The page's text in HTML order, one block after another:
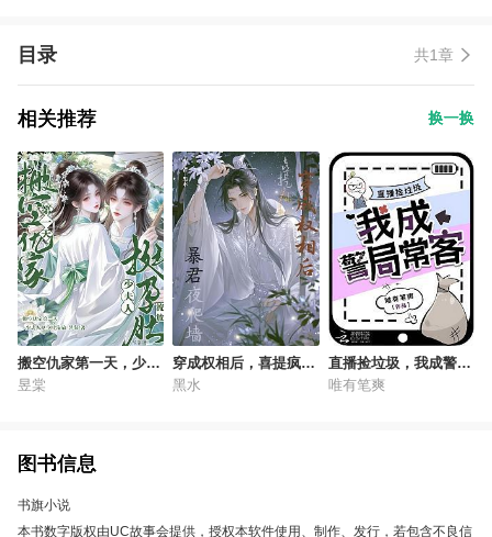
目录 共1章
相关推荐 换一换
搬空仇家第一天，少夫
人挺孕肚流放
昱棠
穿成权相后，喜提疯批
暴君夜爬墙
黑水
直播捡垃圾，我成警局
常客
唯有笔爽
图书信息
书旗小说
本书数字版权由UC故事会提供，授权本软件使用、制作、发行，若包含不良信